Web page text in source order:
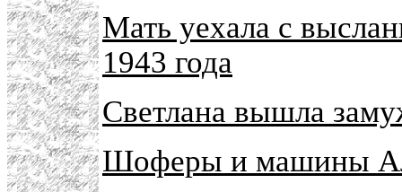
Мать уехала с
1943 года
Светлана вышла
Шоферы и машины